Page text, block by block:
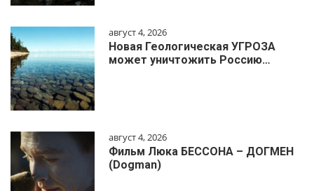
август 4, 2026
Новая Геологическая УГРОЗА
может уничтожить Россию…
август 4, 2026
Фильм Люка БЕССОНА – ДОГМЕН
(Dogman)